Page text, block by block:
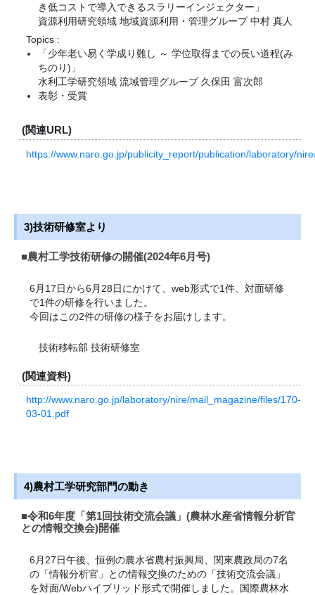
き低コストで導入できるスラリーインジェクター」
資源利用研究領域 地域資源利用・管理グループ 中村 真人
Topics :
「少年老い易く学成り難し ～ 学位取得までの長い道程(み
ちのり)」
水利工学研究領域 流域管理グループ 久保田 富次郎
表彰・受賞
(関連URL)
https://www.naro.go.jp/publicity_report/publication/laboratory/
3)技術研修室より
■農村工学技術研修の開催(2024年6月号)
6月17日から6月28日にかけて、web形式で1件、対面研修
で1件の研修を行いました。
今回はこの2件の研修の様子をお届けします。
技術移転部 技術研修室
(関連資料)
http://www.naro.go.jp/laboratory/nire/mail_magazine/files/170-
03-01.pdf
4)農村工学研究部門の動き
■令和6年度「第1回技術交流会議」(農林水産省情報分析官
との情報交換会)開催
6月27日午後、恒例の農水省農村振興局、関東農政局の7名
の「情報分析官」との情報交換のための「技術交流会議」
を対面/Webハイブリッド形式で開催しました。国際農林水